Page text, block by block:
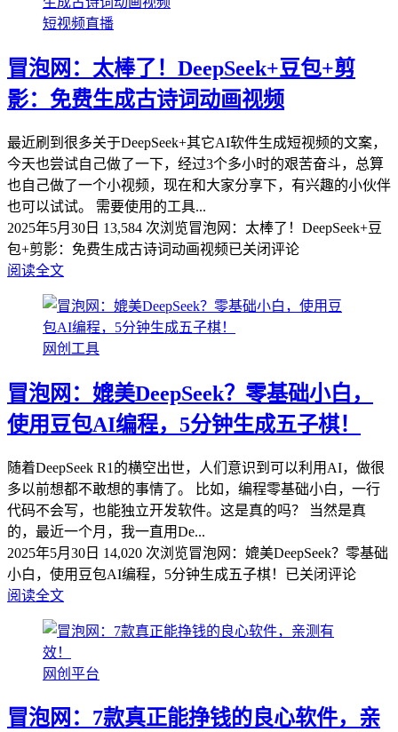
短视频直播
冒泡网：太棒了！DeepSeek+豆包+剪
影：免费生成古诗词动画视频
最近刷到很多关于DeepSeek+其它AI软件生成短视频的文案，
今天也尝试自己做了一下，经过3个多小时的艰苦奋斗，总算
也自己做了一个小视频，现在和大家分享下，有兴趣的小伙伴
也可以试试。 需要使用的工具...
2025年5月30日 13,584 次浏览冒泡网：太棒了！DeepSeek+豆
包+剪影：免费生成古诗词动画视频已关闭评论
阅读全文
网创工具
冒泡网：媲美DeepSeek？零基础小白，
使用豆包AI编程，5分钟生成五子棋！
随着DeepSeek R1的横空出世，人们意识到可以利用AI，做很
多以前想都不敢想的事情了。 比如，编程零基础小白，一行
代码不会写，也能独立开发软件。这是真的吗？ 当然是真
的，最近一个月，我一直用De...
2025年5月30日 14,020 次浏览冒泡网：媲美DeepSeek？零基础
小白，使用豆包AI编程，5分钟生成五子棋！ 已关闭评论
阅读全文
网创平台
冒泡网：7款真正能挣钱的良心软件，亲